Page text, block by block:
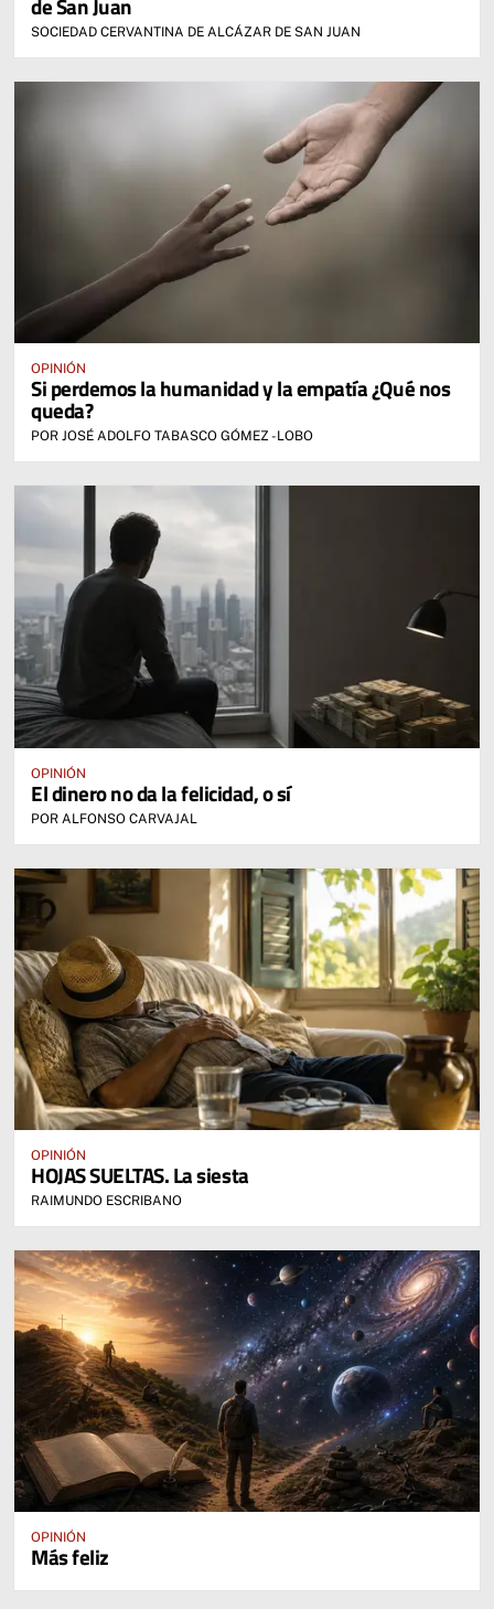
SOCIEDAD CERVANTINA DE ALCÁZAR DE SAN JUAN
OPINIÓN
Si perdemos la humanidad y la empatía ¿Qué nos
queda?
POR JOSÉ ADOLFO TABASCO GÓMEZ -LOBO
OPINIÓN
El dinero no da la felicidad, o sí
POR ALFONSO CARVAJAL
OPINIÓN
HOJAS SUELTAS. La siesta
RAIMUNDO ESCRIBANO
OPINIÓN
Más feliz